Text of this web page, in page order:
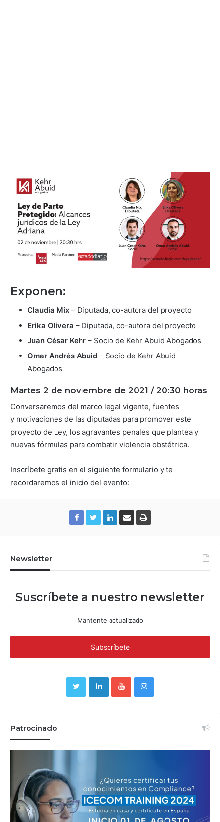
Exponen:
Claudia Mix – Diputada, co-autora del proyecto
Erika Olivera – Diputada, co-autora del proyecto
Juan César Kehr – Socio de Kehr Abuid Abogados
Omar Andrés Abuid – Socio de Kehr Abuid
Abogados
Martes 2 de noviembre de 2021 / 20:30 horas
Conversaremos del marco legal vigente, fuentes
y motivaciones de las diputadas para promover este
proyecto de Ley, los agravantes penales que plantea y
nuevas fórmulas para combatir violencia obstétrica.
Inscríbete gratis en el siguiente formulario y te
recordaremos el inicio del evento:
Newsletter
Suscríbete a nuestro newsletter
Mantente actualizado
Patrocinado